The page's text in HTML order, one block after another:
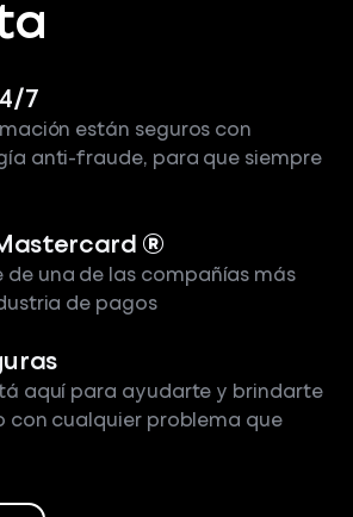
7
están seguros con
anti-fraude, para que siempre
®
de una de las compañías más
de pagos
aquí para ayudarte y brindarte
con cualquier problema que